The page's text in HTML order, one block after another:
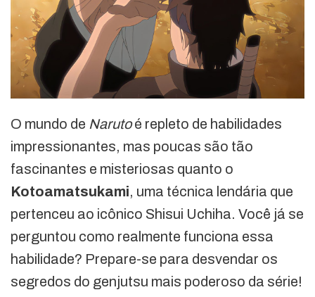
O mundo de Narutoé repleto de habilidades
impressionantes, mas poucas são tão
fascinantes e misteriosas quanto o
Kotoamatsukami, uma técnica lendária que
pertenceu ao icônico Shisui Uchiha. Você já se
perguntou como realmente funciona essa
habilidade? Prepare-se para desvendar os
segredos do genjutsu mais poderoso da série!